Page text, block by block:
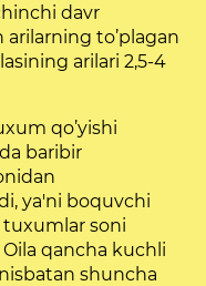
davr
arilarning to’plagan
arilari 2,5-4
qo’yishi
baribir
ya'ni boquvchi
tuxumlar soni
Oila qancha kuchli
shuncha